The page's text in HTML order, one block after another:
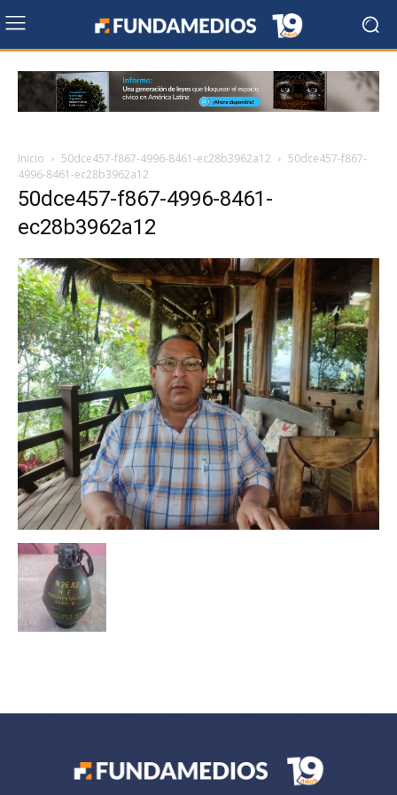
Inicio 50dce457-f867-4996-8461-ec28b3962a12
50dce457-f867-
4996-8461-ec28b3962a12
50dce457-f867-4996-8461-
ec28b3962a12